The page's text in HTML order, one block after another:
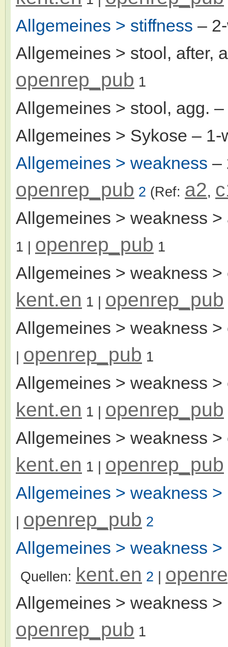
Allgemeines > stiffness –
Allgemeines > stool, after,
openrep_pub 1
Allgemeines > stool, agg.
Allgemeines > Sykose –
Allgemeines > weakness –
openrep_pub 2 (Ref: a2,
Allgemeines > weakness >
1 | openrep_pub 1
Allgemeines > weakness >
kent.en 1 | openrep_pub
Allgemeines > weakness >
| openrep_pub 1
Allgemeines > weakness
kent.en 1 | openrep_pub
Allgemeines > weakness
kent.en 1 | openrep_pub
Allgemeines > weakness >
| openrep_pub 2
Allgemeines > weakness
Quellen: kent.en 2 |
Allgemeines > weakness >
openrep_pub 1